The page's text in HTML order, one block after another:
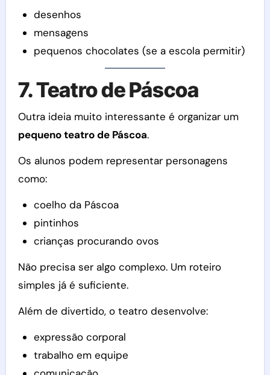
desenhos
mensagens
pequenos chocolates (se a escola permitir)
7. Teatro de Páscoa
Outra ideia muito interessante é organizar um
pequeno teatro de Páscoa.
Os alunos podem representar personagens
como:
coelho da Páscoa
pintinhos
crianças procurando ovos
Não precisa ser algo complexo. Um roteiro
simples já é suficiente.
Além de divertido, o teatro desenvolve:
expressão corporal
trabalho em equipe